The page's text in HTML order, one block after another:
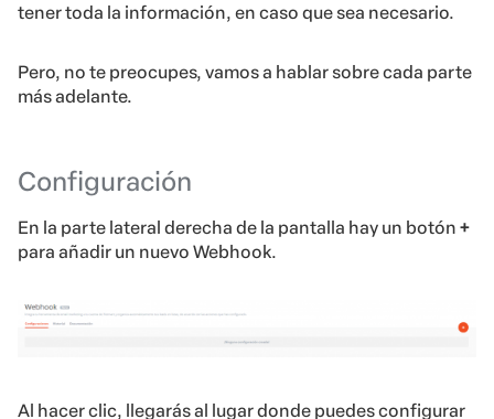
tener toda la información, en caso que sea necesario.
Pero, no te preocupes, vamos a hablar sobre cada parte
más adelante.
Configuración
En la parte lateral derecha de la pantalla hay un botón +
para añadir un nuevo Webhook.
Al hacer clic, llegarás al lugar donde puedes configurar